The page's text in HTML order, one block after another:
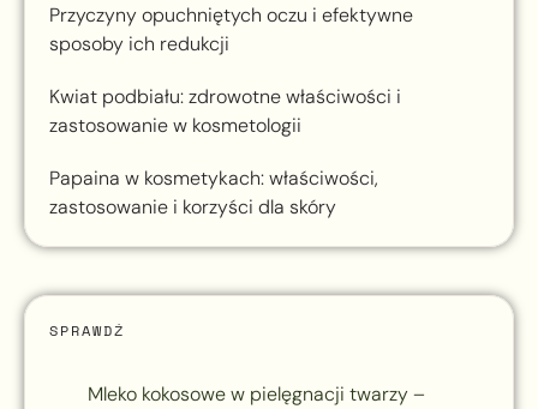
Przyczyny opuchniętych oczu i efektywne
sposoby ich redukcji
Kwiat podbiału: zdrowotne właściwości i
zastosowanie w kosmetologii
Papaina w kosmetykach: właściwości,
zastosowanie i korzyści dla skóry
SPRAWDŹ
Mleko kokosowe w pielęgnacji twarzy –